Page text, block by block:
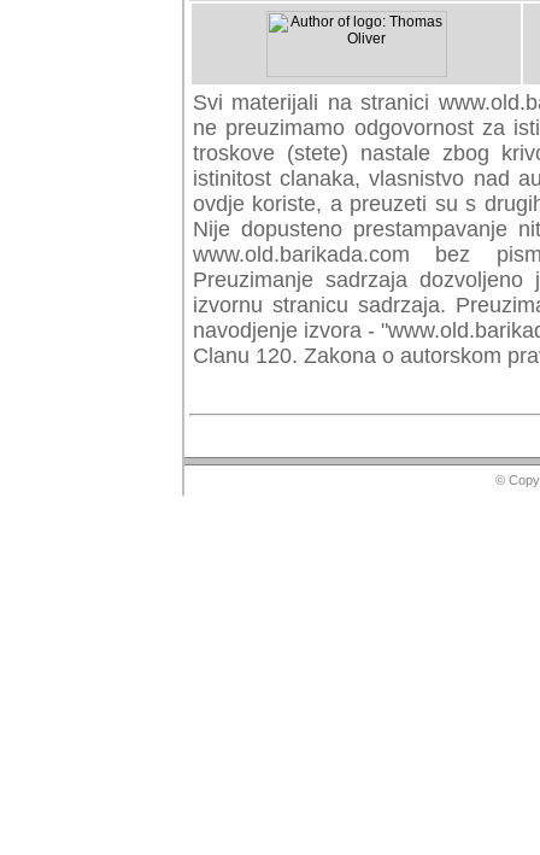
Svi materijali na stranici
preuzimamo odgovornost za
troskove (stete) nastale zbog
istinitost clanaka, vlasnistvo nad
ovdje koriste, a preuzeti su s
Nije dopusteno prestampavanje
www.old.barikada.com bez
Preuzimanje sadrzaja
izvornu stranicu sadrzaja.
navodjenje izvora -
Clanu 120. Zakona o autorskom
©